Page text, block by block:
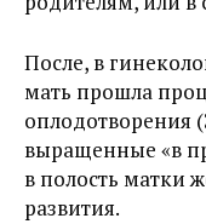
После, в
мать прошла
оплодотворения
выращенные «в
в полость матки
развития.